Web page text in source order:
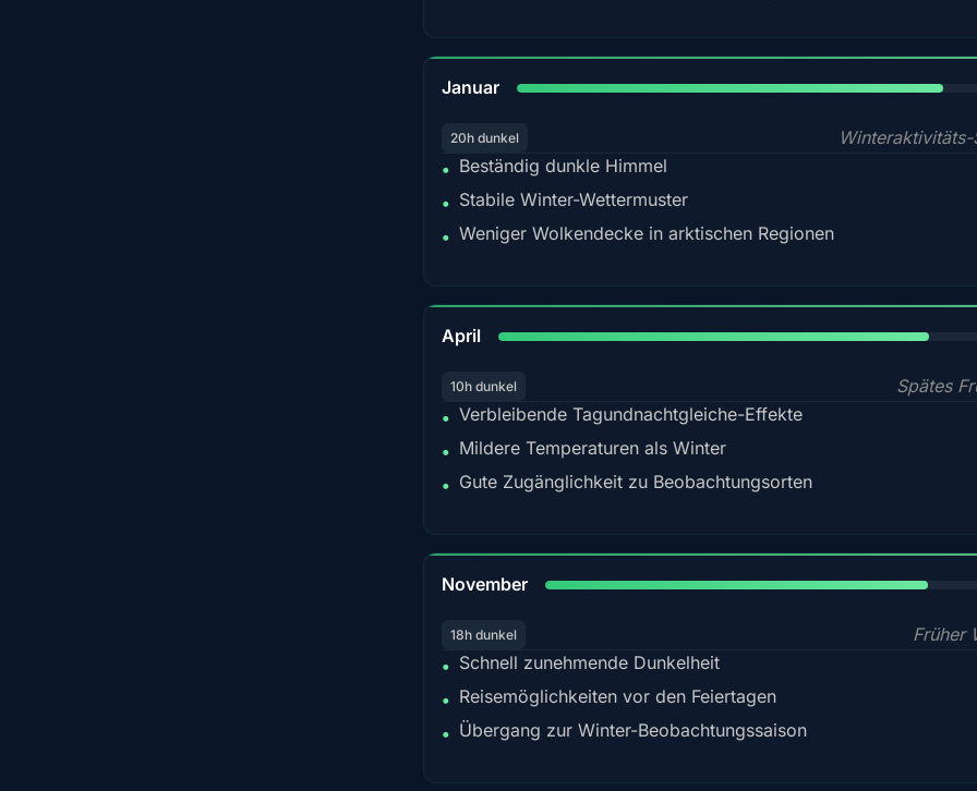
Januar
20h dunkel
• Beständig dunkle Himmel
• Stabile Winter-Wettermuster
• Weniger Wolkendecke in arktischen Regionen
April
10h dunkel
Spätes
• Verbleibende Tagundnachtgleiche-Effekte
• Mildere Temperaturen als Winter
• Gute Zugänglichkeit zu Beobachtungsorten
November
18h dunkel
Früher
• Schnell zunehmende Dunkelheit
• Reisemöglichkeiten vor den Feiertagen
• Übergang zur Winter-Beobachtungssaison